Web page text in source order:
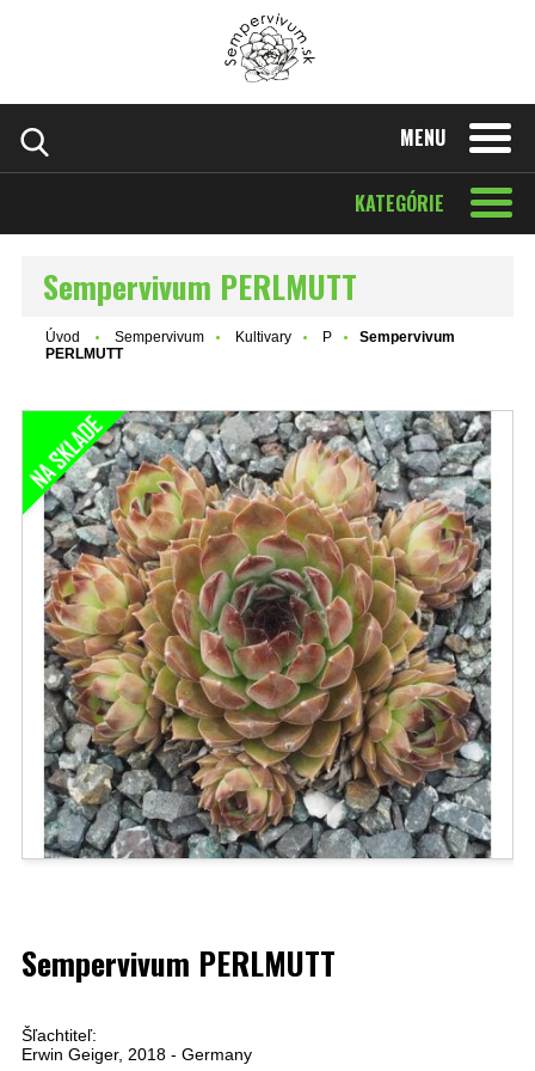
MENU
KATEGÓRIE
Sempervivum PERLMUTT
Úvod Sempervivum Kultivary P
Sempervivum
PERLMUTT
Sempervivum PERLMUTT
Šľachtiteľ:
Erwin Geiger, 2018 - Germany